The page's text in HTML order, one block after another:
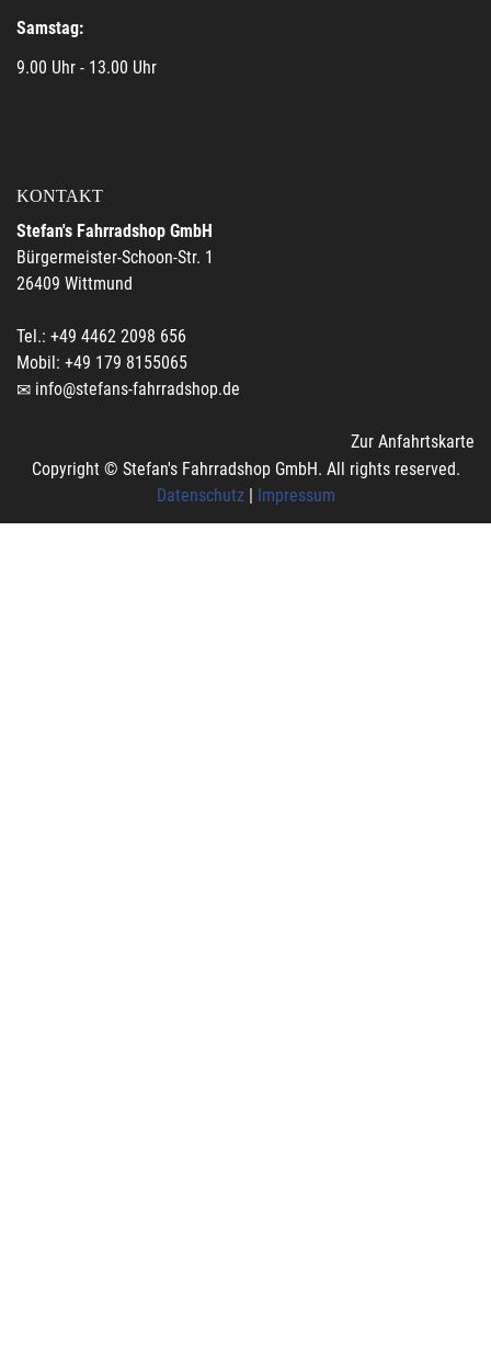
Samstag:
9.00 Uhr - 13.00 Uhr
KONTAKT
Stefan's Fahrradshop GmbH
Bürgermeister-Schoon-Str. 1
26409 Wittmund
Tel.: +49 4462 2098 656
Mobil: +49 179 8155065
info@stefans-fahrradshop.de
Zur Anfahrtskarte
Copyright © Stefan's Fahrradshop GmbH. All rights reserved.
Datenschutz| Impressum